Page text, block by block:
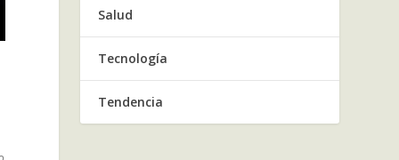
Salud
Tecnología
Tendencia